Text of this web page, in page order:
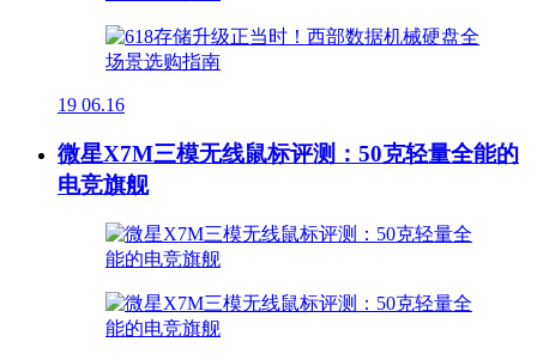
19 06.16
微星X7M三模无线鼠标评测：50克轻量全能的
电竞旗舰